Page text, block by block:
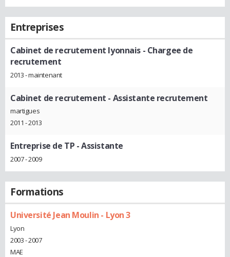
Entreprises
Cabinet de recrutement lyonnais- Chargee de
recrutement
2013 - maintenant
Cabinet de recrutement - Assistante recrutement
martigues
2011 - 2013
Entreprise de TP - Assistante
2007 - 2009
Formations
Université Jean Moulin - Lyon 3
Lyon
2003 - 2007
MAE